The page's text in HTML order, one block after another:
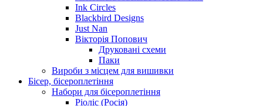
Ink Circles
Blackbird Designs
Just Nan
Вікторія Попович
Друковані схеми
Паки
Вироби з місцем для вишивки
Бісер, бісероплетіння
Набори для бісероплетіння
Ріоліс (Росія)